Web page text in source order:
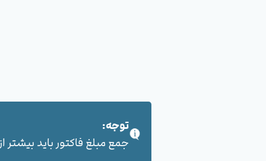
توجه:
جمع مبلغ فاکتور باید بیشتر از 100,000 هزار تومان